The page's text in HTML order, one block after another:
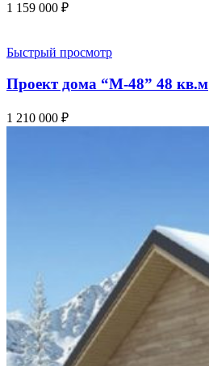
1 159 000 ₽
Быстрый просмотр
Проект дома “М-48” 48 кв.м
1 210 000 ₽